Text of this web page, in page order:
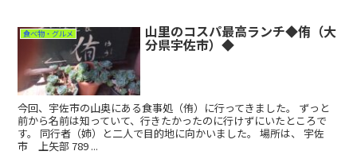
食べ物・グルメ 山里のコスパ最高ランチ◆侑（大
分県宇佐市）◆
今回、宇佐市の山奥にある食事処（侑）に行ってきました。 ずっと
前から名前は知っていて、行きたかったのに行けずにいたところで
す。 同行者（姉）と二人で目的地に向かいました。 場所は、 宇佐
市 上矢部 789 ...